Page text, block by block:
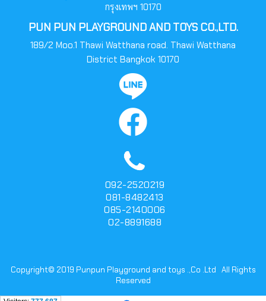
กรุงเทพฯ 10170
PUN PUN PLAYGROUND AND TOYS CO.,LTD.
189/2 Moo.1 Thawi Watthana road. Thawi Watthana
District Bangkok 10170
092-2520219
081-8482413
085-2140006
02-8891688
Copyright© 2019 Punpun Playground and toys .,Co .Ltd All Rights
Reserved